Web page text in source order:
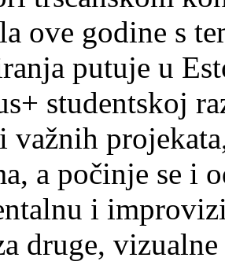
ove godine s
putuje u
studentskoj
važnih
a počinje se i
i
druge,